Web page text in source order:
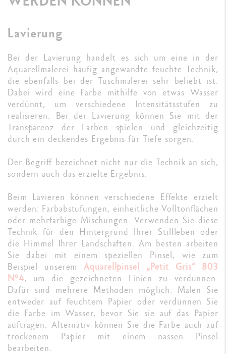
Lavierung
Bei der Lavierung handelt es sich um eine in der
Aquarellmalerei häufig angewandte feuchte Technik,
die ebenfalls bei der Tuschmalerei sehr beliebt ist.
Dabei wird eine Farbe mithilfe von etwas Wasser
verdünnt, um verschiedene Intensitätsstufen zu
realisieren. Bei der Lavierung können Sie mit der
Transparenz der Farben spielen und gleichzeitig
durch ein deckendes Ergebnis für Tiefe sorgen.
Der Begriff bezeichnet nicht nur die Technik an sich,
sondern auch das erzielte Ergebnis.
Beim Lavieren können verschiedene Effekte erzielt
werden: Farbabstufungen, einheitliche Volltonflächen
oder mehrfarbige Mischungen. Verwenden Sie diese
Technik für den Hintergrund Ihrer Stillleben oder
die Himmel Ihrer Landschaften. Am besten arbeiten
Sie dabei mit einem speziellen Pinsel, wie zum
Beispiel unseremAquarellpinsel „Petit Gris“ 803
N°4, um die gezeichneten Linien zu verdünnen.
Dafür sind mehrere Methoden möglich: Malen Sie
entweder auf feuchtem Papier oder verdünnen Sie
die Farbe im Wasser, bevor Sie sie auf das Papier
auftragen. Alternativ können Sie die Farbe auch auf
trockenem Papier mit einem nassen Pinsel
bearbeiten.